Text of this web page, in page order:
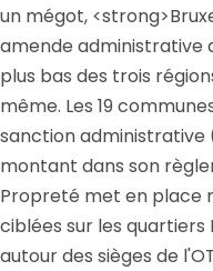
un mégot,
amende
plus bas des trois
même. Les 19
sanction administrative
montant dans son
Propreté met en place
ciblées sur les quartiers
autour des sièges de